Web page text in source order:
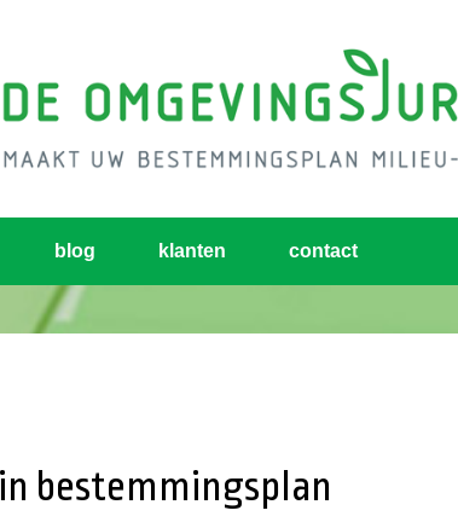
blog klanten contact
bestemmingsplan